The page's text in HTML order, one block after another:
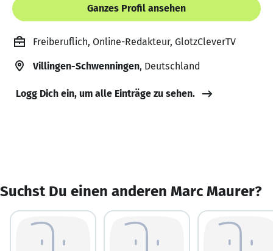
Ganzes Profil ansehen
Freiberuflich, Online-Redakteur, GlotzCleverTV
Villingen-Schwenningen, Deutschland
Logg Dich ein, um alle Einträge zu sehen.
Suchst Du einen anderen Marc Maurer?